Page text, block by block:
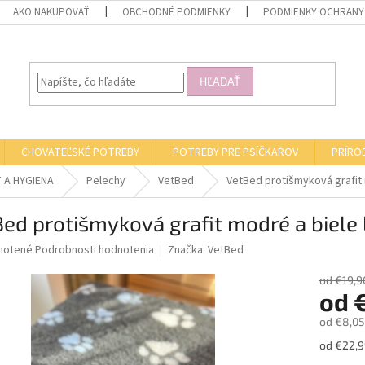
AKO NAKUPOVAŤ OBCHODNÉ PODMIENKY PODMIENKY OCHRANY
HĽADAŤ
CHOVATEĽSKÉ POTREBY POTREBY PRE PSÍČKAROV
HYGIENA Pelechy VetBed VetBed protišmyková
protišmyková grafit modré a biele
Podrobnosti hodnotenia Značka: VetBed
od
od
od €8,05
od